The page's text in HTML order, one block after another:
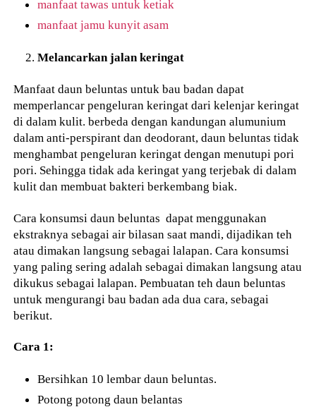
manfaat tawas untuk ketiak
manfaat jamu kunyit asam
Melancarkan jalan keringat
Manfaat daun beluntas untuk bau badan dapat
memperlancar pengeluran keringat dari kelenjar keringat
di dalam kulit. berbeda dengan kandungan alumunium
dalam anti-perspirant dan deodorant, daun beluntas tidak
menghambat pengeluran keringat dengan menutupi pori
pori. Sehingga tidak ada keringat yang terjebak di dalam
kulit dan membuat bakteri berkembang biak.
Cara konsumsi daun beluntas dapat menggunakan
ekstraknya sebagai air bilasan saat mandi, dijadikan teh
atau dimakan langsung sebagai lalapan. Cara konsumsi
yang paling sering adalah sebagai dimakan langsung atau
dikukus sebagai lalapan. Pembuatan teh daun beluntas
untuk mengurangi bau badan ada dua cara, sebagai
berikut.
Cara 1:
Bersihkan 10 lembar daun beluntas.
Potong potong daun belantas